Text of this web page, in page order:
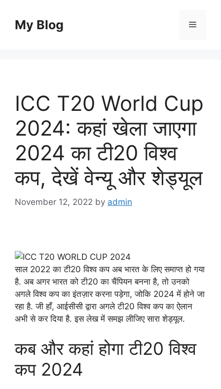
contentMy Blog Menu
ICC T20 World Cup
2024: कहां खेला जाएगा
2024 का टी20 विश्व
कप, देखें वेन्यू और शेड्यूल
November 12, 2022 by admin
साल 2022 का टी20 विश्व कप अब भारत के लिए समाप्त हो गया
है. अब अगर भारत को टी20 का चैंपियन बनना है, तो उनको
अगले विश्व कप का इंतज़ार करना पड़ेगा, जोकि 2024 में होने जा
रहा है. जी हाँ, आईसीसी द्वारा अगले टी20 विश्व कप का ऐलान
अभी से कर दिया है. इस लेख में समझ लीजिए सारा शेड्यूल.
कब और कहां होगा टी20 विश्व
कप 2024